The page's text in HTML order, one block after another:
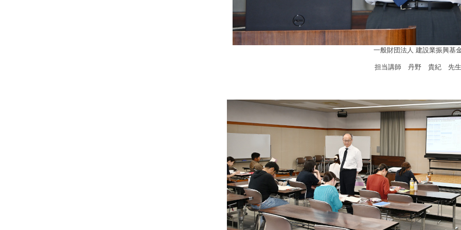
一般財団法人 建設業振興基
担当講師 丹野 貴紀 先生